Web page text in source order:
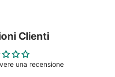
Clienti
una recensione